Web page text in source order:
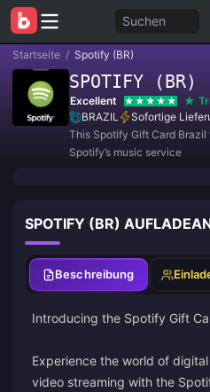
Suchen
Startseite / Spotify (BR)
SPOTIFY (BR)
Excellent
BRAZIL
Sofortige
This Spotify Gift Card
Spotify’s music service
SPOTIFY (BR)
Beschreibung
Introducing the Spotify Gift
Experience the world of
video streaming with the